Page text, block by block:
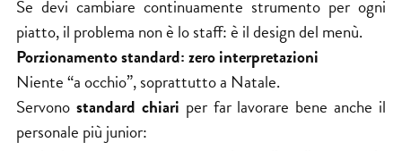
Se devi cambiare continuamente strumento per ogni
piatto, il problema non è lo staff: è il design del menù.
Porzionamento standard: zero interpretazioni
Niente “a occhio”, soprattutto a Natale.
Servonostandard chiari per far lavorare bene anche il
personale più junior: